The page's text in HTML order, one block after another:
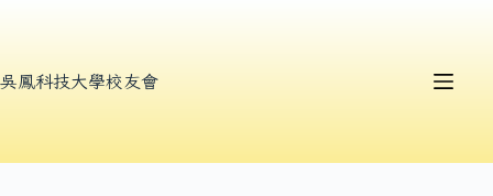
吳鳳科技大學校友會